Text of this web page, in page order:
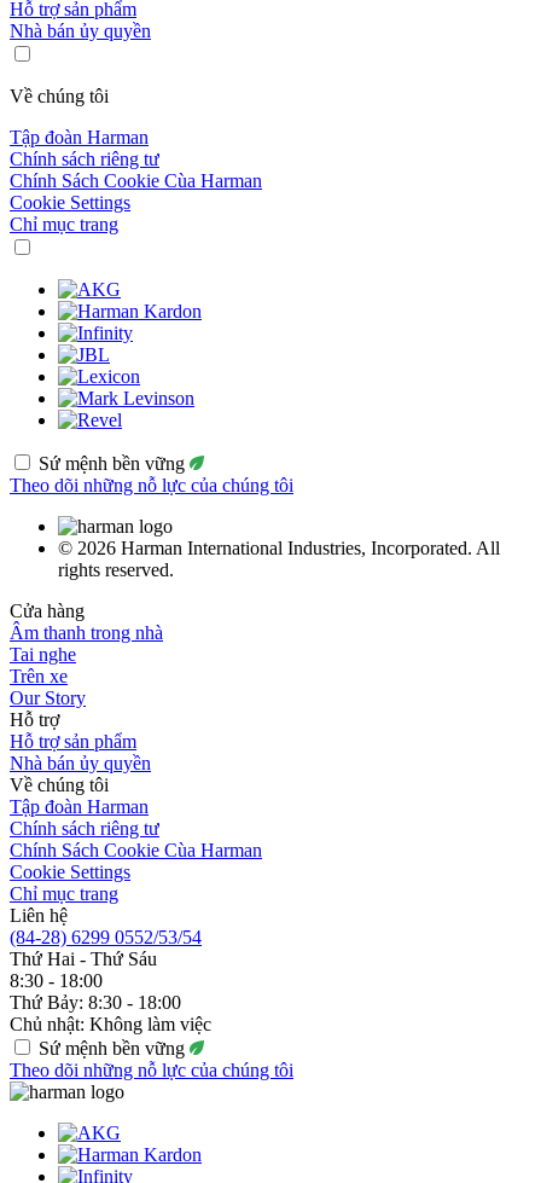
Hỗ trợ sản phẩm
Nhà bán ủy quyền
Về chúng tôi
Tập đoàn Harman
Chính sách riêng tư
Chính Sách Cookie Cùa Harman
Cookie Settings
Chỉ mục trang
Sứ mệnh bền vững
Theo dõi những nỗ lực của chúng tôi
© 2026 Harman International Industries, Incorporated. All
rights reserved.
Cửa hàng
Âm thanh trong nhà
Tai nghe
Trên xe
Our Story
Hỗ trợ
Hỗ trợ sản phẩm
Nhà bán ủy quyền
Về chúng tôi
Tập đoàn Harman
Chính sách riêng tư
Chính Sách Cookie Cùa Harman
Cookie Settings
Chỉ mục trang
Liên hệ
(84-28) 6299 0552/53/54
Thứ Hai - Thứ Sáu
8:30 - 18:00
Thứ Bảy: 8:30 - 18:00
Chủ nhật: Không làm việc
Sứ mệnh bền vững
Theo dõi những nỗ lực của chúng tôi